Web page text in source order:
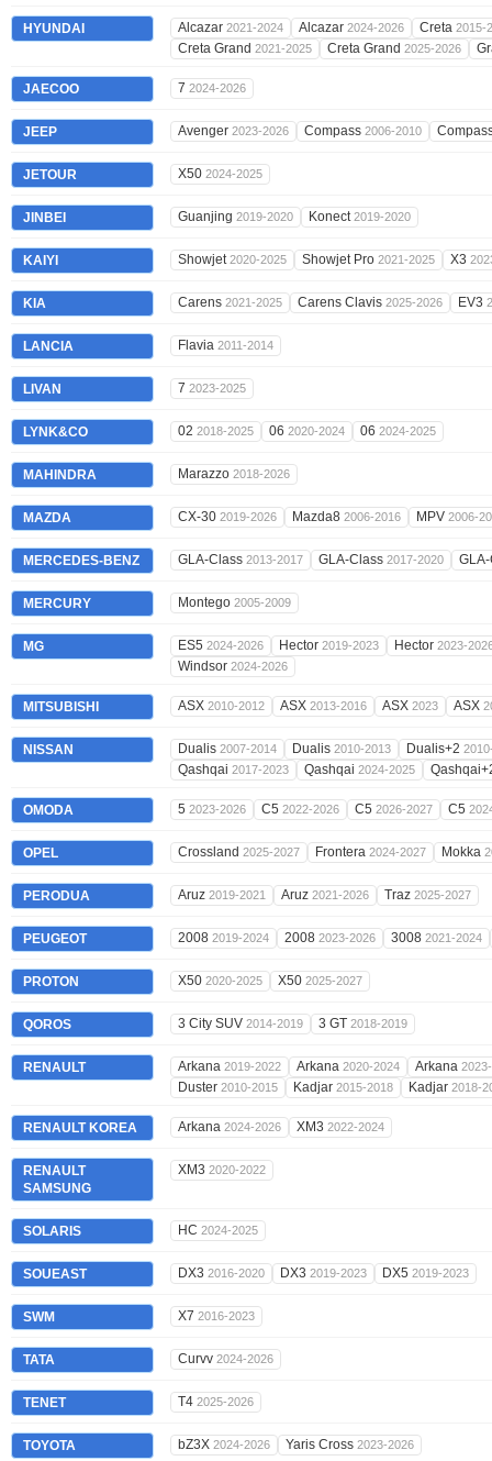
HYUNDAI Alcazar 2021-2024 Alcazar 2024-2026 Creta 2015-
Creta Grand 2021-2025 Creta Grand 2025-2026
JAECOO 7 2024-2026
JEEP Avenger 2023-2026 Compass 2006-2010
JETOUR X50 2024-2025
JINBEI Guanjing 2019-2020 Konect2019-2020
KAIYI Showjet2020-2025 Showjet Pro 2021-2025 X3
KIA Carens 2021-2025 Carens Clavis 2025-2026 EV3
LANCIA Flavia 2011-2014
LIVAN 7 2023-2025
LYNK&CO 02 2018-2025 06 2020-2024 06 2024-2025
MAHINDRA Marazzo 2018-2026
MAZDA CX-30 2019-2026 Mazda8 2006-2016 MPV 2006-
MERCEDES-BENZ GLA-Class 2013-2017 GLA-Class 2017-2020
MERCURY Montego 2005-2009
MG ES5 2024-2026 Hector 2019-2023 Hector 2023-
Windsor 2024-2026
MITSUBISHI ASX 2010-2012 ASX 2013-2016 ASX 2023 ASX
NISSAN Dualis 2007-2014 Dualis 2010-2013 Dualis+2
Qashqai 2017-2023 Qashqai 2024-2025
OMODA 5 2023-2026 C5 2022-2026 C5 2026-2027 C5
OPEL Crossland 2025-2027 Frontera 2024-2027 Mokka
PERODUA Aruz 2019-2021 Aruz 2021-2026 Traz 2025-2027
PEUGEOT 2008 2019-2024 2008 2023-2026 3008 2021-2024
PROTON X50 2020-2025 X50 2025-2027
QOROS 3 City SUV 2014-2019 3 GT 2018-2019
RENAULT Arkana 2019-2022 Arkana 2020-2024 Arkana
Duster 2010-2015 Kadjar 2015-2018 Kadjar 2018-
RENAULT KOREA Arkana 2024-2026 XM3 2022-2024
RENAULT
SAMSUNG
XM3 2020-2022
SOLARIS HC 2024-2025
SOUEAST DX3 2016-2020 DX3 2019-2023 DX5 2019-2023
SWM X7 2016-2023
TATA Curvv 2024-2026
TENET T4 2025-2026
TOYOTA bZ3X 2024-2026 Yaris Cross 2023-2026